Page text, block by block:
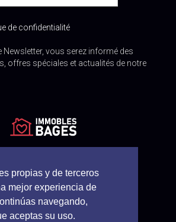
propias y de terceros
mejor experiencia de
navegando,
aceptas su uso.
de confidentialité
vous serez informé des
offres spéciales et actualités de notre